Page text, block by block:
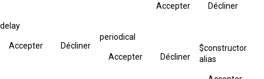
Accepter Décliner
delay
Accepter Décliner
periodical
Accepter Décliner
$constructor
alias